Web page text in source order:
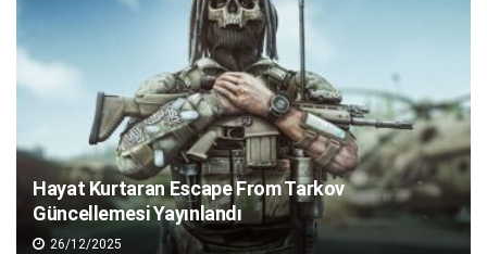
Hayat Kurtaran Escape From Tarkov
Güncellemesi Yayınlandı
26/12/2025